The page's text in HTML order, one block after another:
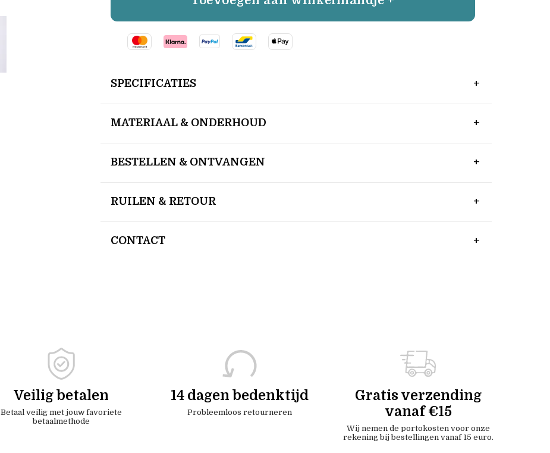
SPECIFICATIES
MATERIAAL & ONDERHOUD
BESTELLEN & ONTVANGEN
RUILEN & RETOUR
CONTACT
Veilig betalen
Betaal veilig met jouw favoriete
betaalmethode
14 dagen bedenktijd
Probleemloos retourneren
Gratis verzending
vanaf €15
Wij nemen de portokosten voor onze
rekening bij bestellingen vanaf 15 euro.